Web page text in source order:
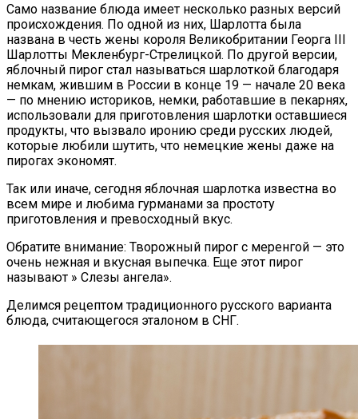
Само название блюда имеет несколько разных версий
происхождения. По одной из них, Шарлотта была
названа в честь жены короля Великобритании Георга III
Шарлотты Мекленбург-Стрелицкой. По другой версии,
яблочный пирог стал называться шарлоткой благодаря
немкам, жившим в России в конце 19 — начале 20 века
— по мнению историков, немки, работавшие в пекарнях,
использовали для приготовления шарлотки оставшиеся
продукты, что вызвало иронию среди русских людей,
которые любили шутить, что немецкие жены даже на
пирогах экономят.
Так или иначе, сегодня яблочная шарлотка известна во
всем мире и любима гурманами за простоту
приготовления и превосходный вкус.
Обратите внимание: Творожный пирог с меренгой — это
очень нежная и вкусная выпечка. Еще этот пирог
называют » Слезы ангела».
Делимся рецептом традиционного русского варианта
блюда, считающегося эталоном в СНГ.